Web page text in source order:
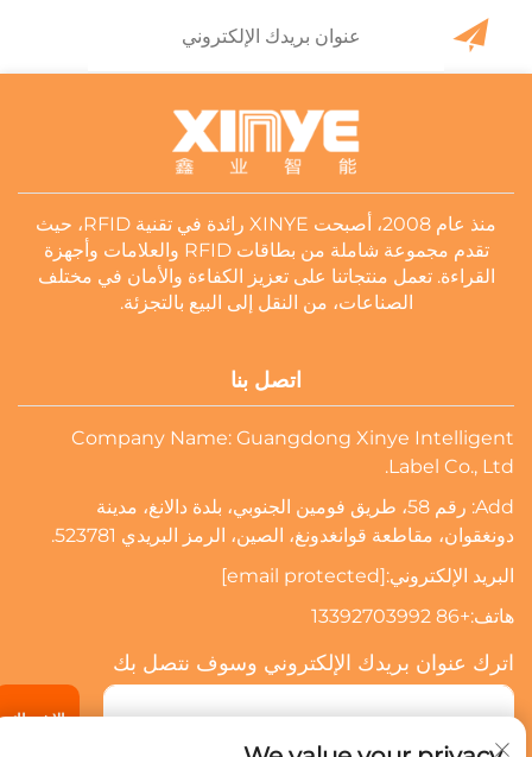
منذ عام 2008، أصبحت XINYE رائدة في تقنية RFID، حيث
تقدم مجموعة شاملة من بطاقات RFID والعلامات وأجهزة
القراءة. تعمل منتجاتنا على تعزيز الكفاءة والأمان في مختلف
الصناعات، من النقل إلى البيع بالتجزئة.
اتصل بنا
Company Name: Guangdong Xinye Intelligent
Label Co., Ltd.
Add: رقم 58، طريق فومين الجنوبي، بلدة دالانغ، مدينة
دونغقوان، مقاطعة قوانغدونغ، الصين، الرمز البريدي 523781.
البريد الإلكتروني:[email protected]
هاتف:+86 13392703992
اترك عنوان بريدك الإلكتروني وسوف نتصل بك
الاشتراك